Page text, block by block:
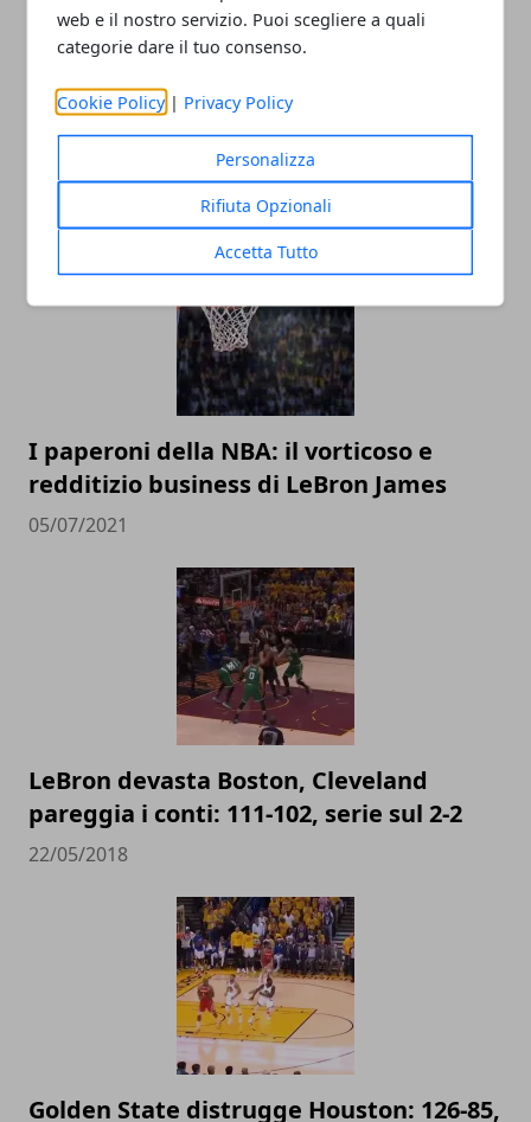
web e il nostro servizio. Puoi scegliere a quali
categorie dare il tuo consenso.
Cookie Policy | Privacy Policy
Personalizza
Rifiuta Opzionali
Accetta Tutto
ARTICOLI CORRELATI
I paperoni della NBA: il vorticoso e
redditizio business di LeBron James
05/07/2021
LeBron devasta Boston, Cleveland
pareggia i conti: 111-102, serie sul 2-2
22/05/2018
Golden State distrugge Houston: 126-85,